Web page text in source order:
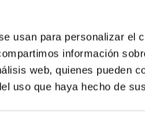
usan para personalizar el
información
web, quienes pueden
uso que haya hecho de